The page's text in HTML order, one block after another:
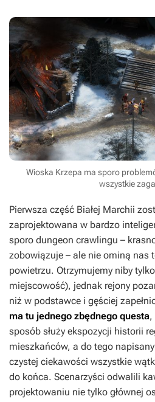
Wioska Krzepa ma sporo
wszystkie
Pierwsza część Białej Marchii
zaprojektowana w bardzo
sporo dungeon crawlingu –
zobowiązuje – ale nie ominą nas
powietrzu. Otrzymujemy niby
miejscowość), jednak rejony
niż w podstawce i gęściej
ma tu jednego zbędnego questa,
sposób służy ekspozycji historii
mieszkańców, a do tego
czystej ciekawości wszystkie
do końca. Scenarzyści odwalili
projektowaniu nie tylko głównej